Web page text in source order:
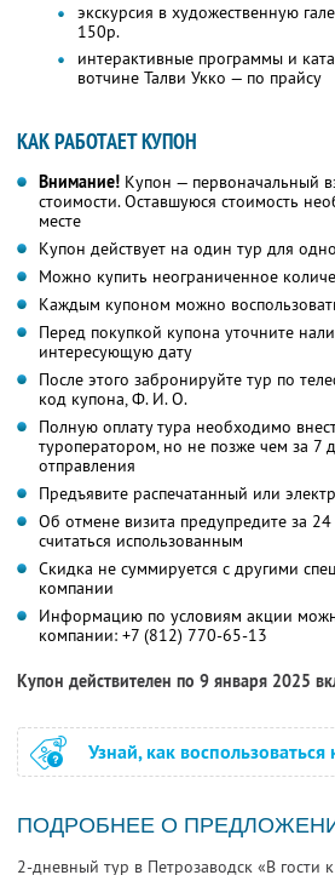
экскурсия в художественную
150р.
интерактивные программы и
вотчине Талви Укко — по прайсу
КАК РАБОТАЕТ КУПОН
Внимание! Купон — первоначальный
стоимости. Оставшуюся стоимость
месте
Купон действует на один тур для
Можно купить неограниченное
Каждым купоном можно
Перед покупкой купона уточните
интересующую дату
После этого забронируйте тур по
код купона,Ф. И. О.
Полную оплату тура необходимо
туроператором, но не позже чем за 7
отправления
Предъявите распечатанный или
Об отмене визита предупредите за
считаться использованным
Скидка не суммируется с другими
компании
Информацию по условиям акции
компании: +7 (812) 770-65-13
Купон действителен по 9 января 2025
Узнай, как
ПОДРОБНЕЕ О
2-дневный тур в Петрозаводск «В гости